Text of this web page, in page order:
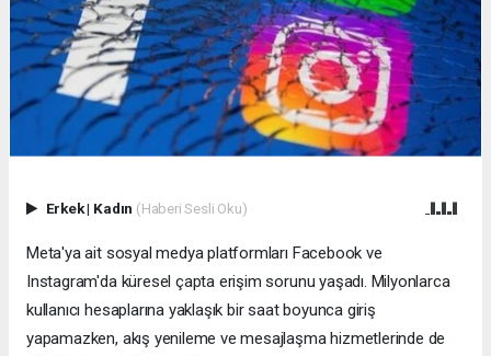
Erkek| Kadın (Haberi Sesli Oku)
Meta'ya ait sosyal medya platformları Facebook ve
Instagram'da küresel çapta erişim sorunu yaşadı. Milyonlarca
kullanıcı hesaplarına yaklaşık bir saat boyunca giriş
yapamazken, akış yenileme ve mesajlaşma hizmetlerinde de